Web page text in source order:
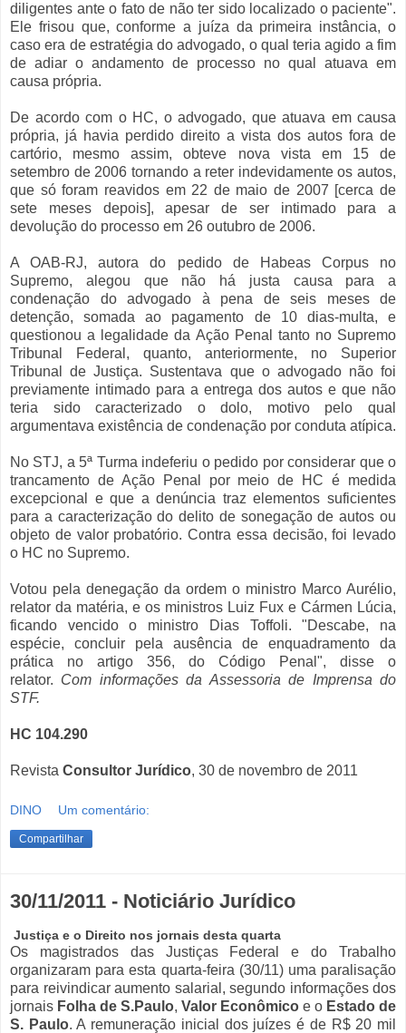
diligentes ante o fato de não ter sido localizado o paciente".
Ele frisou que, conforme a juíza da primeira instância, o
caso era de estratégia do advogado, o qual teria agido a fim
de adiar o andamento de processo no qual atuava em
causa própria.
De acordo com o HC, o advogado, que atuava em causa
própria, já havia perdido direito a vista dos autos fora de
cartório, mesmo assim, obteve nova vista em 15 de
setembro de 2006 tornando a reter indevidamente os autos,
que só foram reavidos em 22 de maio de 2007 [cerca de
sete meses depois], apesar de ser intimado para a
devolução do processo em 26 outubro de 2006.
A OAB-RJ, autora do pedido de Habeas Corpus no
Supremo, alegou que não há justa causa para a
condenação do advogado à pena de seis meses de
detenção, somada ao pagamento de 10 dias-multa, e
questionou a legalidade da Ação Penal tanto no Supremo
Tribunal Federal, quanto, anteriormente, no Superior
Tribunal de Justiça. Sustentava que o advogado não foi
previamente intimado para a entrega dos autos e que não
teria sido caracterizado o dolo, motivo pelo qual
argumentava existência de condenação por conduta atípica.
No STJ, a 5ª Turma indeferiu o pedido por considerar que o
trancamento de Ação Penal por meio de HC é medida
excepcional e que a denúncia traz elementos suficientes
para a caracterização do delito de sonegação de autos ou
objeto de valor probatório. Contra essa decisão, foi levado
o HC no Supremo.
Votou pela denegação da ordem o ministro Marco Aurélio,
relator da matéria, e os ministros Luiz Fux e Cármen Lúcia,
ficando vencido o ministro Dias Toffoli. "Descabe, na
espécie, concluir pela ausência de enquadramento da
prática no artigo 356, do Código Penal", disse o
relator. Com informações da Assessoria de Imprensa do
STF.
HC 104.290
Revista Consultor Jurídico, 30 de novembro de 2011
DINO Um comentário:
Compartilhar
30/11/2011 - Noticiário Jurídico
Justiça e o Direito nos jornais desta quarta
Os magistrados das Justiças Federal e do Trabalho
organizaram para esta quarta-feira (30/11) uma paralisação
para reivindicar aumento salarial, segundo informações dos
jornais Folha de S.Paulo, Valor Econômico e o Estado de
S. Paulo. A remuneração inicial dos juízes é de R$ 20 mil